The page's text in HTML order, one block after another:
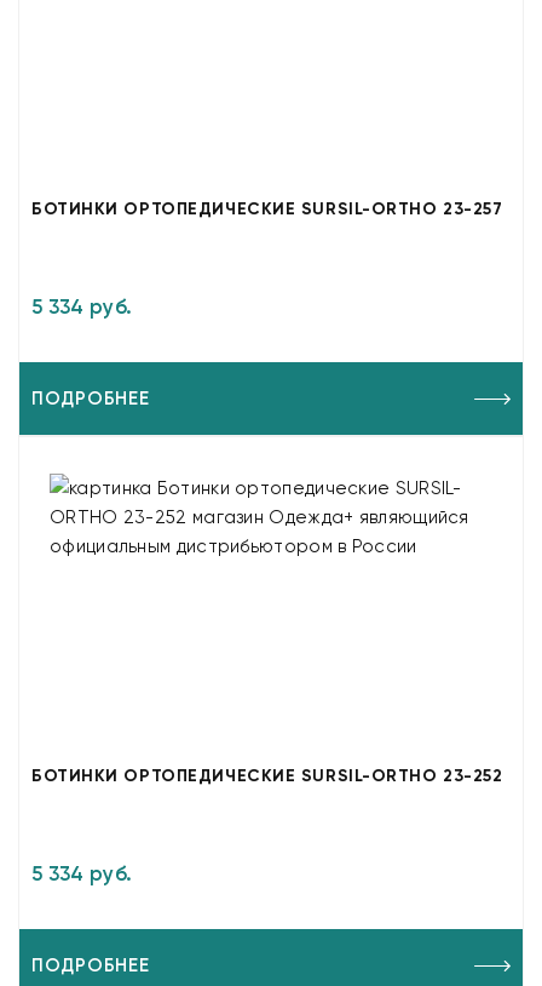
БОТИНКИ ОРТОПЕДИЧЕСКИЕ SURSIL-ORTHO 23-257
5 334 руб.
ПОДРОБНЕЕ
БОТИНКИ ОРТОПЕДИЧЕСКИЕ SURSIL-ORTHO 23-252
5 334 руб.
ПОДРОБНЕЕ